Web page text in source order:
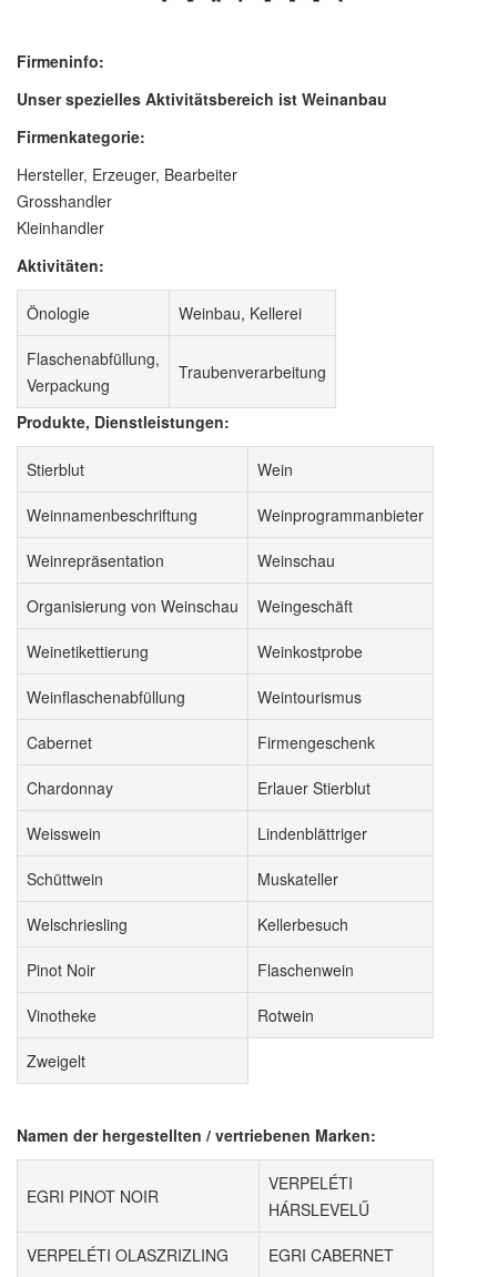
Firmeninfo:
Unser spezielles Aktivitätsbereich ist Weinanbau
Firmenkategorie:
Hersteller, Erzeuger, Bearbeiter
Grosshandler
Kleinhandler
Aktivitäten:
Önologie Weinbau, Kellerei
Flaschenabfüllung,
Verpackung
Traubenverarbeitung
Produkte, Dienstleistungen:
Stierblut Wein
Weinnamenbeschriftung Weinprogrammanbieter
Weinrepräsentation Weinschau
Organisierung von Weinschau Weingeschäft
Weinetikettierung Weinkostprobe
Weinflaschenabfüllung Weintourismus
Cabernet Firmengeschenk
Chardonnay Erlauer Stierblut
Weisswein Lindenblättriger
Schüttwein Muskateller
Welschriesling Kellerbesuch
Pinot Noir Flaschenwein
Vinotheke Rotwein
Zweigelt
Namen der hergestellten / vertriebenen Marken:
EGRI PINOT NOIR
VERPELÉTI
HÁRSLEVELŰ
VERPELÉTI OLASZRIZLING EGRI CABERNET